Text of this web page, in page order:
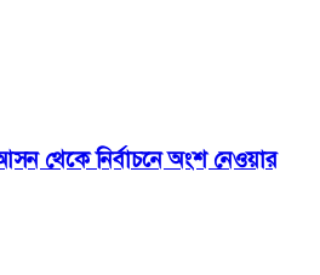
থেকে নির্বাচনে অংশ নেওয়ার